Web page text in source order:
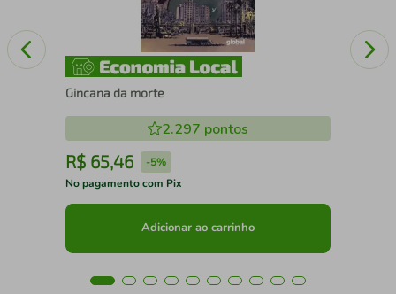
Gincana da morte
2.297 pontos
R$ 65,46 -5%
No pagamento com Pix
Adicionar ao carrinho